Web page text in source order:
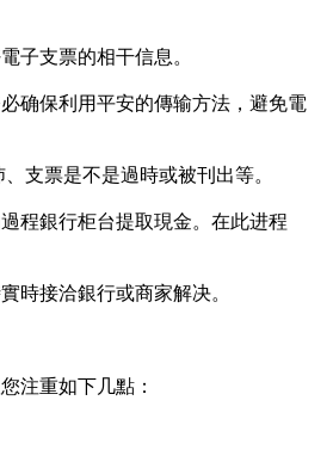
子支票的相干信息。
确保利用平安的傳输方法，避免電
支票是不是過時或被刊出等。
程銀行柜台提取現金。在此进程
時接洽銀行或商家解决。
注重如下几點：